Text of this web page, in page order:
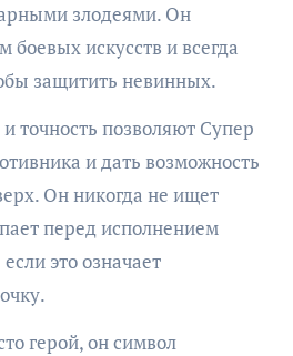
злодеями. Он
боевых искусств и всегда
защитить невинных.
точность позволяют Супер
и дать возможность
Он никогда не ищет
перед исполнением
это означает
герой, он символ